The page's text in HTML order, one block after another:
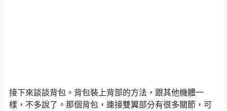
接下來談談背包。背包裝上背部的方法，跟其他機體一
樣，不多說了。那個背包，連接雙翼部分有很多關節，可